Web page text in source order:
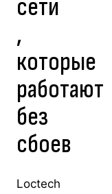
сети
,
которые
работают
без
сбоев
Loctech